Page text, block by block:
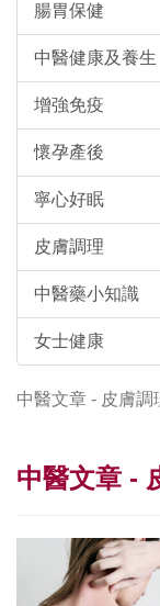
腸胃保健
中醫健康及養生
增強免疫
懷孕產後
寧心好眠
皮膚調理
中醫藥小知識
女士健康
中醫文章 - 皮膚調
中醫文章 -